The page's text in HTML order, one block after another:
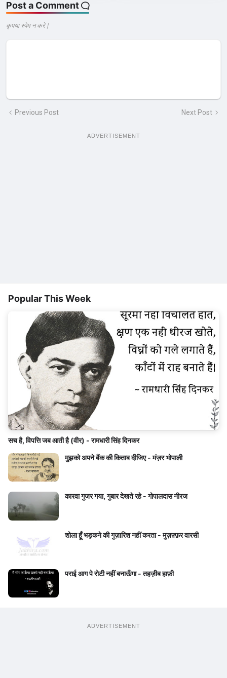
Post a Comment
कृपया स्पेम न करे |
Previous Post Next Post
ADVERTISEMENT
Popular This Week
सच है, विपत्ति जब आती है (वीर) - रामधारी सिंह दिनकर
मुझको अपने बैंक की किताब दीजिए - मंज़र भोपाली
कारवा गुजर गया, गुबार देखते रहे - गोपालदास नीरज
शोला हूँ भड़कने की गुज़ारिश नहीं करता - मुज़फ़्फ़र वारसी
पराई आग पे रोटी नहीं बनाऊँगा - तहज़ीब हाफ़ी
ADVERTISEMENT